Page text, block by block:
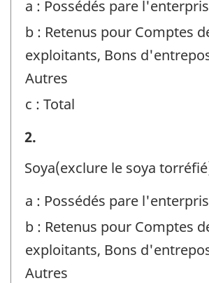
de
question
:
a : Possédés pare
b : Retenus pour Comptes
exploitants, Bons
Autres
c : Total
GRAIN
-
Identificateur
de
question
:
2.
Soya(exclure le soya
a : Possédés pare
b : Retenus pour Comptes
exploitants, Bons
Autres